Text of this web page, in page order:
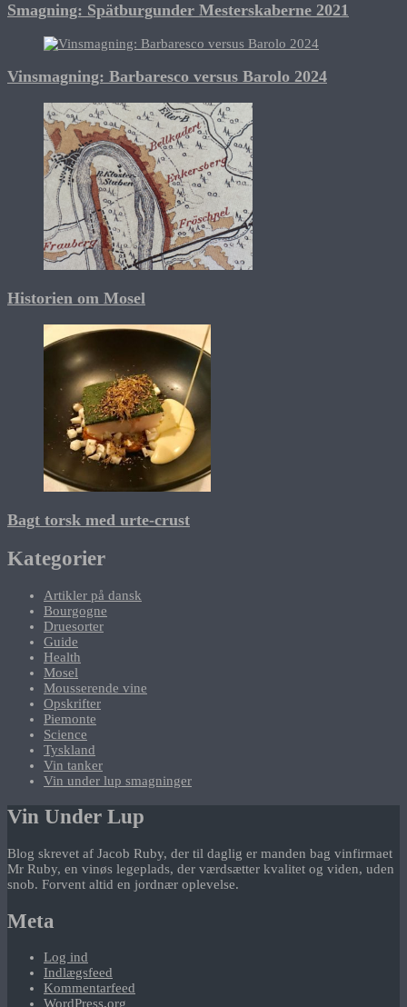
Smagning: Spätburgunder Mesterskaberne 2021
Vinsmagning: Barbaresco versus Barolo 2024
Historien om Mosel
Bagt torsk med urte-crust
Kategorier
Artikler på dansk
Bourgogne
Druesorter
Guide
Health
Mosel
Mousserende vine
Opskrifter
Piemonte
Science
Tyskland
Vin tanker
Vin under lup smagninger
Vin Under Lup
Blog skrevet af Jacob Ruby, der til daglig er manden bag vinfirmaet
Mr Ruby, en vinøs legeplads, der værdsætter kvalitet og viden, uden
snob. Forvent altid en jordnær oplevelse.
Meta
Log ind
Indlægsfeed
Kommentarfeed
WordPress.org